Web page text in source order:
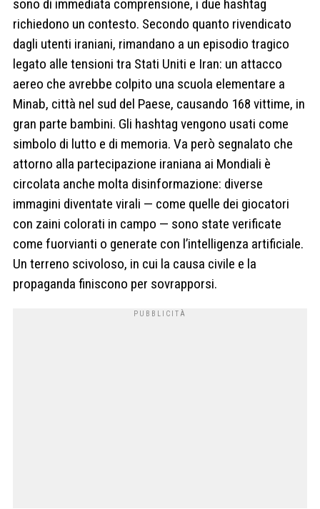
sono di immediata comprensione, i due hashtag
richiedono un contesto. Secondo quanto rivendicato
dagli utenti iraniani, rimandano a un episodio tragico
legato alle tensioni tra Stati Uniti e Iran: un attacco
aereo che avrebbe colpito una scuola elementare a
Minab, città nel sud del Paese, causando 168 vittime, in
gran parte bambini. Gli hashtag vengono usati come
simbolo di lutto e di memoria. Va però segnalato che
attorno alla partecipazione iraniana ai Mondiali è
circolata anche molta disinformazione: diverse
immagini diventate virali — come quelle dei giocatori
con zaini colorati in campo — sono state verificate
come fuorvianti o generate con l’intelligenza artificiale.
Un terreno scivoloso, in cui la causa civile e la
propaganda finiscono per sovrapporsi.